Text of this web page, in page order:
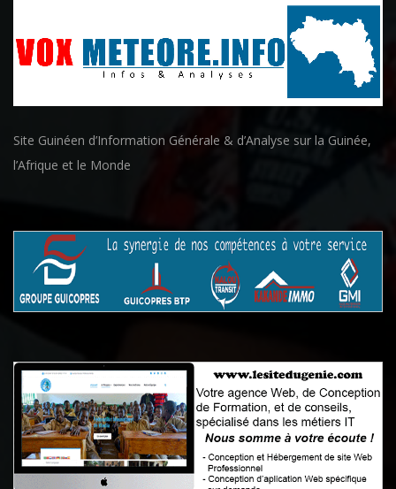
Site Guinéen d’Information Générale & d’Analyse sur la Guinée,
l’Afrique et le Monde